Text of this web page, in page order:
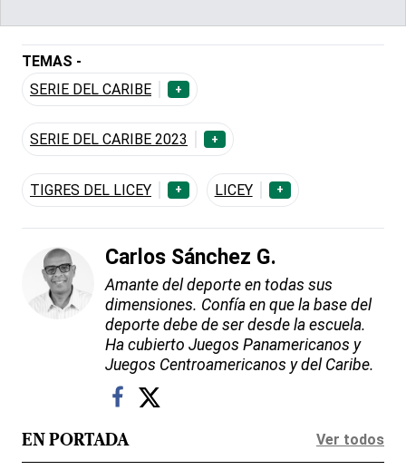
TEMAS -
SERIE DEL CARIBE
+
SERIE DEL CARIBE 2023 +
TIGRES DEL LICEY + LICEY +
Carlos Sánchez G.
Amante del deporte en todas sus
dimensiones. Confía en que la base del
deporte debe de ser desde la escuela.
Ha cubierto Juegos Panamericanos y
Juegos Centroamericanos y del Caribe.
EN PORTADA Ver todos